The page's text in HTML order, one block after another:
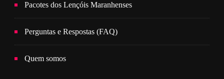
Pacotes dos Lençóis Maranhenses
Perguntas e Respostas (FAQ)
Quem somos